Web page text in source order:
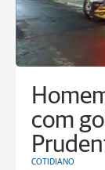
com
COTIDIANO